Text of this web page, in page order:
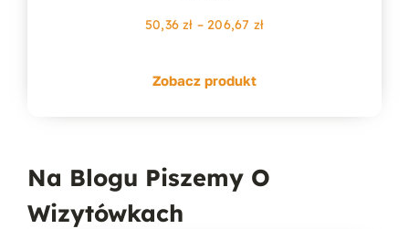
50,36zł – 206,67 złZakres
Zobacz produkt
Na Blogu Piszemy O
Wizytówkach